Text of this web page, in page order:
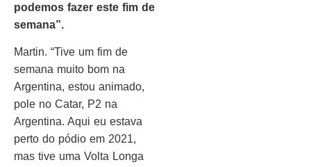
podemos fazer este fim de
semana”.
Martin. “Tive um fim de
semana muito bom na
Argentina, estou animado,
pole no Catar, P2 na
Argentina. Aqui eu estava
perto do pódio em 2021,
mas tive uma Volta Longa